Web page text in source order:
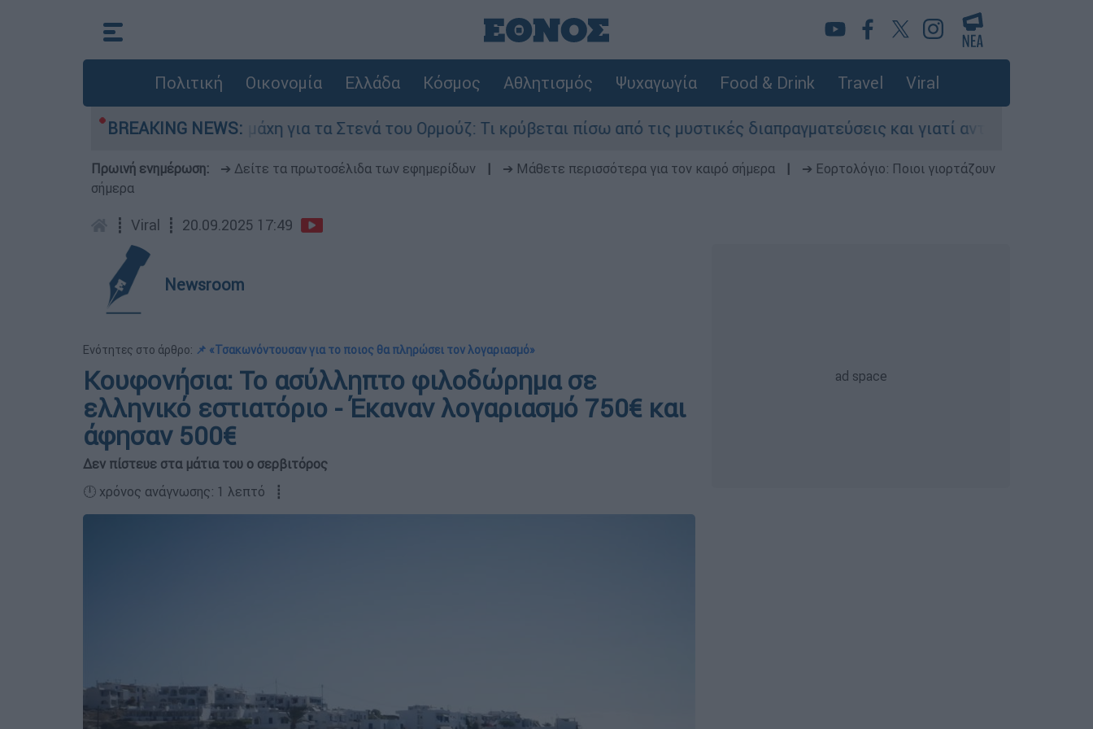
Πολιτική Οικονομία Ελλάδα Κόσμος Αθλητισμός Ψυχαγωγία Food & Drink Travel Viral
BREAKING NEWS:
6 Αυγούστου Η μάχη για τα Στενά του Ορμούζ: Τι κρύβεται πίσω από τις μυστικές διαπραγματεύσεις και γιατί αντιδρούν οι ΗΠΑ
Πρωινή ενημέρωση: ➔ Δείτε τα πρωτοσέλιδα των εφημερίδων ➔ Μάθετε περισσότερα για τον καιρό σήμερα
➔ Εορτολόγιο: Ποιοι γιορτάζουν
σήμερα
┋ Viral ┋ 20.09.2025 17:49
Newsroom
Ενότητες στο άρθρο: 📌 «Τσακωνόντουσαν για το ποιος θα πληρώσει τον λογαριασμό»
Κουφονήσια: Το ασύλληπτο φιλοδώρημα σε
ελληνικό εστιατόριο - Έκαναν λογαριασμό 750€ και
άφησαν 500€
Δεν πίστευε στα μάτια του ο σερβιτόρος
🕛 χρόνος ανάγνωσης: 1 λεπτό ┋